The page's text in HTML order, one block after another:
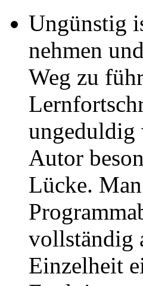
Ungünstig
nehmen
Weg zu
ungeduldig
Autor
Lücke.
vollständig
Einzelheit